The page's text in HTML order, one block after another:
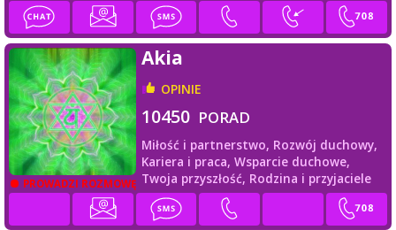
PROWADZI ROZMOWĘ
Akia
OPINIE
10450 PORAD
Miłość i partnerstwo, Rozwój duchowy,
Kariera i praca, Wsparcie duchowe,
Twoja przyszłość, Rodzina i przyjaciele